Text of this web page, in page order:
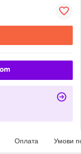
Оплата Умови